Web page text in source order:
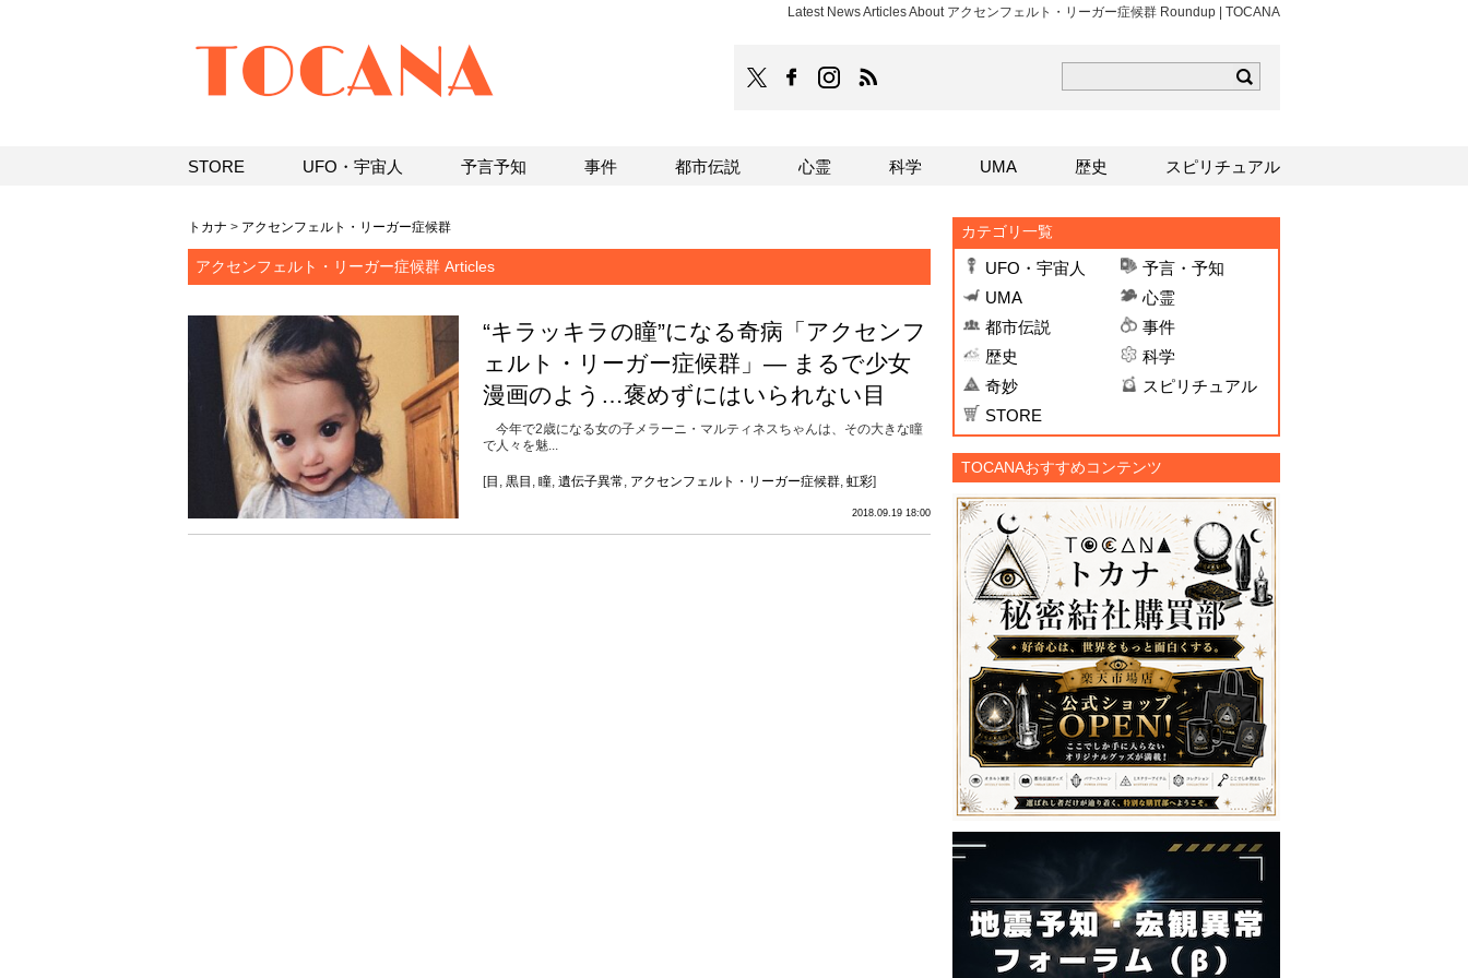
Latest News Articles About アクセンフェルト・リーガー症候群 Roundup | TOCANA
TOCANAのFacebookはこちら
TOCANAのinstagramはこちら
トカナ > アクセンフェルト・リーガー症候群
アクセンフェルト・リーガー症候群 Articles
“キラッキラの瞳”になる奇病「アクセンフ
ェルト・リーガー症候群」― まるで少女
漫画のよう…褒めずにはいられない目
今年で2歳になる女の子メラーニ・マルティネスちゃんは、その大きな瞳
で人々を魅...
[目 , 黒目 , 瞳, 遺伝子異常, アクセンフェルト・リーガー症候群, 虹彩]
2018.09.19 18:00
カテゴリ一覧
UFO・宇宙人
予言・予知
UMA
心霊
都市伝説
事件
歴史
科学
奇妙
スピリチュアル
STORE
TOCANAおすすめコンテンツ
STORE UFO・宇宙人 予言予知 事件 都市伝説 心霊 科学 UMA 歴史 スピリチュアル